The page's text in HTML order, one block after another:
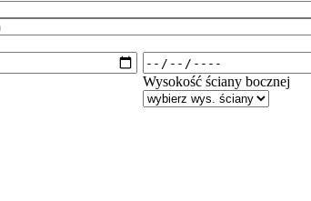
Wysokość ściany bocznej